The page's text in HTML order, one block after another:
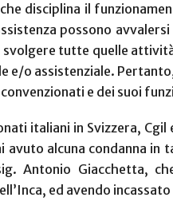
disciplina il
possono
svolgere tutte quelle
o assistenziale.
e dei suoi
italiani in Svizzera,
alcuna condanna
Antonio Giacchetta,
ed avendo